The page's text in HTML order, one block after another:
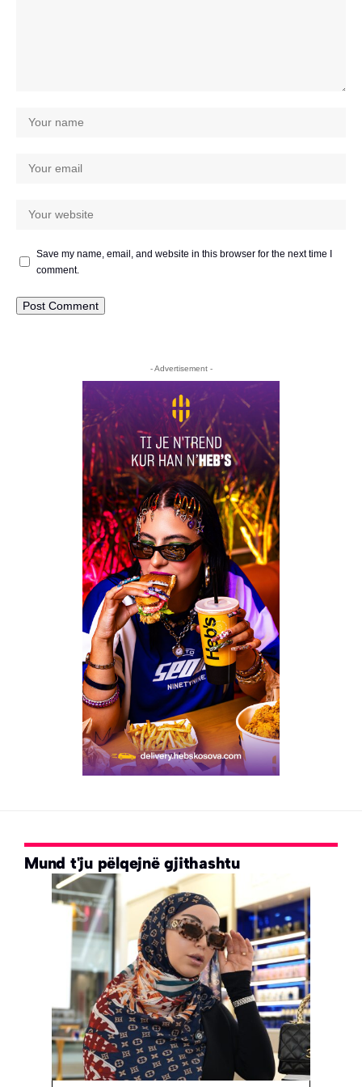
Save my name, email, and website in this browser for the next time I
comment.
- Advertisement -
Mund t'ju pëlqejnë gjithashtu